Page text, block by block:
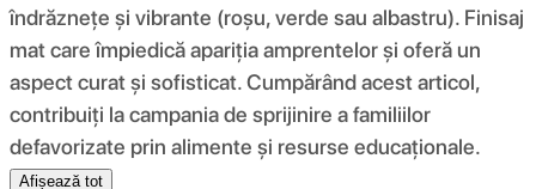
îndrăznețe și vibrante (roșu, verde sau albastru). Finisaj
mat care împiedică apariția amprentelor și oferă un
aspect curat și sofisticat. Cumpărând acest articol,
contribuiți la campania de sprijinire a familiilor
defavorizate prin alimente și resurse educaționale.
Afișează tot